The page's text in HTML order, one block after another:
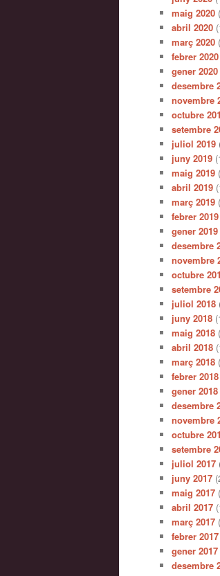
maig 2020
abril 2020
març 2020
febrer 2020
gener 2020
desembre
novembre
octubre
setembre
juliol 2019
juny 2019
maig 2019
abril 2019
març 2019
febrer 2019
gener 2019
desembre
novembre
octubre
setembre
juliol 2018
juny 2018
maig 2018
abril 2018
març 2018
febrer 2018
gener 2018
desembre
novembre
octubre
setembre
juliol 2017
juny 2017
maig 2017
abril 2017
març 2017
febrer 2017
gener 2017
desembre